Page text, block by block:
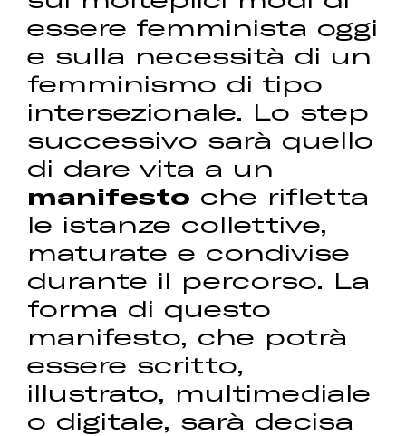
essere femminista oggi
e sulla necessità di un
femminismo di tipo
intersezionale. Lo step
successivo sarà quello
di dare vita a un
manifesto che rifletta
le istanze collettive,
maturate e condivise
durante il percorso. La
forma di questo
manifesto, che potrà
essere scritto,
illustrato, multimediale
o digitale, sarà decisa